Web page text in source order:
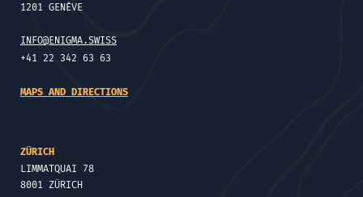
1201 GENÈVE
INFO@ENIGMA.SWISS
+41 22 342 63 63
MAPS AND DIRECTIONS
ZÜRICH
LIMMATQUAI 78
8001 ZÜRICH